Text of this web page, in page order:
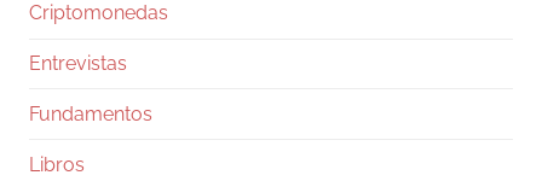
en dos días te van a llenar el feed de tablas
pará un segundo.
Los números, rápido: Fable 5 va 10 y 50
Criptomonedas
Entrevistas
Fundamentos
Libros